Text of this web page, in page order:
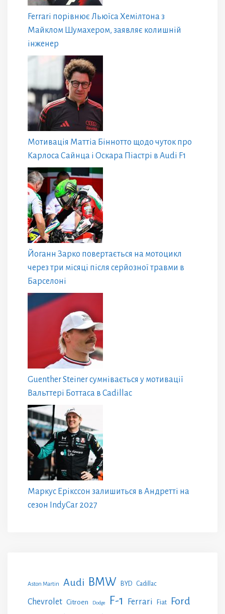
Ferrari порівнює Льюїса Хемілтона з
Майклом Шумахером, заявляє колишній
інженер
Мотивація Маттіа Біннотто щодо чуток про
Карлоса Сайнца і Оскара Піастрі в Audi F1
Йоганн Зарко повертається на мотоцикл
через три місяці після серйозної травми в
Барселоні
Guenther Steiner сумнівається у мотивації
Вальттері Боттаса в Cadillac
Маркус Ерікссон залишиться в Андретті на
сезон IndyCar 2027
Aston Martin Audi BMW BYD Cadillac
Chevrolet Citroen Dodge F-1 Ferrari Fiat Ford